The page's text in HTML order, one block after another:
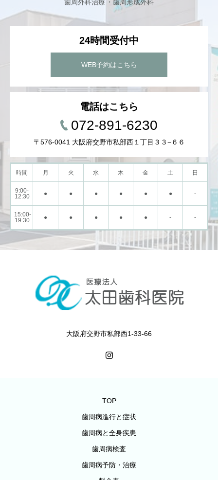
歯周外科治療
歯周形成外科
24時間受付中
WEB予約はこちら
電話はこちら
072-891-6230
〒576-0041 大阪府交野市私部西１丁目３３−６６
時間 月 火 水 木 金 土 日
9:00-
12:30
● ● ● ● ● ● -
15:00-
19:30
● ● ● ● ● - -
大阪府交野市私部西1-33-66
TOP
歯周病進行と症状
歯周病と全身疾患
歯周病検査
歯周病予防・治療